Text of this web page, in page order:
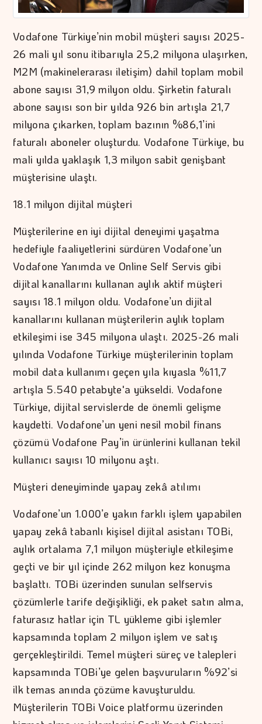
Vodafone Türkiye’nin mobil müşteri sayısı 2025-
26 mali yıl sonu itibarıyla 25,2 milyona ulaşırken,
M2M (makinelerarası iletişim) dahil toplam mobil
abone sayısı 31,9 milyon oldu. Şirketin faturalı
abone sayısı son bir yılda 926 bin artışla 21,7
milyona çıkarken, toplam bazının %86,1’ini
faturalı aboneler oluşturdu. Vodafone Türkiye, bu
mali yılda yaklaşık 1,3 milyon sabit genişbant
müşterisine ulaştı.
18.1 milyon dijital müşteri
Müşterilerine en iyi dijital deneyimi yaşatma
hedefiyle faaliyetlerini sürdüren Vodafone’un
Vodafone Yanımda ve Online Self Servis gibi
dijital kanallarını kullanan aylık aktif müşteri
sayısı 18.1 milyon oldu. Vodafone’un dijital
kanallarını kullanan müşterilerin aylık toplam
etkileşimi ise 345 milyona ulaştı. 2025-26 mali
yılında Vodafone Türkiye müşterilerinin toplam
mobil data kullanımı geçen yıla kıyasla %11,7
artışla 5.540 petabyte'a yükseldi. Vodafone
Türkiye, dijital servislerde de önemli gelişme
kaydetti. Vodafone’un yeni nesil mobil finans
çözümü Vodafone Pay’in ürünlerini kullanan tekil
kullanıcı sayısı 10 milyonu aştı.
Müşteri deneyiminde yapay zekâ atılımı
Vodafone’un 1.000’e yakın farklı işlem yapabilen
yapay zekâ tabanlı kişisel dijital asistanı TOBi,
aylık ortalama 7,1 milyon müşteriyle etkileşime
geçti ve bir yıl içinde 262 milyon kez konuşma
başlattı. TOBi üzerinden sunulan selfservis
çözümlerle tarife değişikliği, ek paket satın alma,
faturasız hatlar için TL yükleme gibi işlemler
kapsamında toplam 2 milyon işlem ve satış
gerçekleştirildi. Temel müşteri süreç ve talepleri
kapsamında TOBi’ye gelen başvuruların %92’si
ilk temas anında çözüme kavuşturuldu.
Müşterilerin TOBi Voice platformu üzerinden